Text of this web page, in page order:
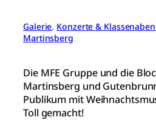
Galerie, Konzerte &
Martinsberg
Die MFE Gruppe und die
Martinsberg und
Publikum mit
Toll gemacht!